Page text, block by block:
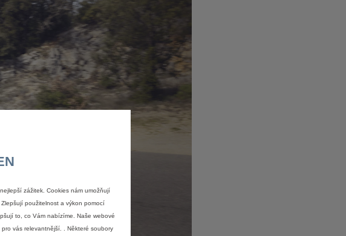
zážitek. Cookies nám umožňují
použitelnost a výkon pomocí
to, co Vám nabízíme. Naše webové
vás relevantnější. . Některé soubory